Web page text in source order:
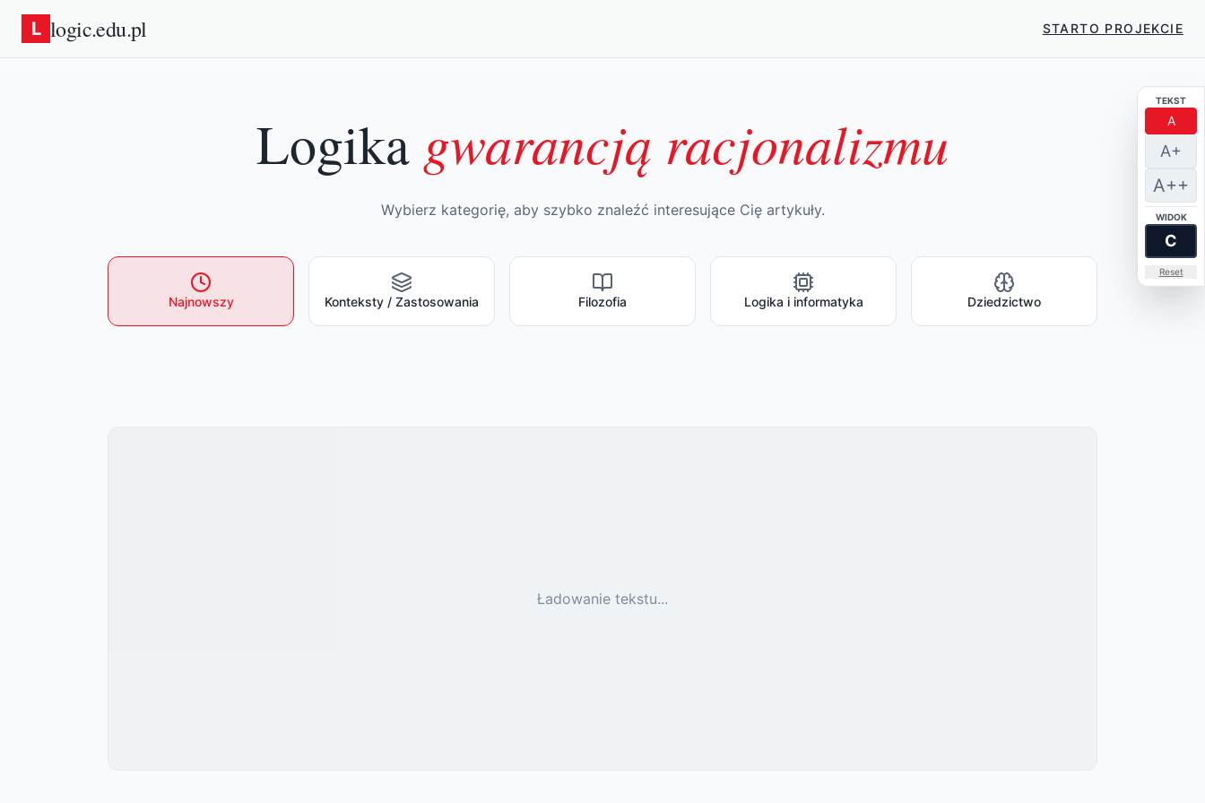
TEKST
A
A+
A++
WIDOK
C
Reset
L logic.edu.pl STARTO PROJEKCIE
Logika gwarancją racjonalizmu
Wybierz kategorię, aby szybko znaleźć interesujące Cię artykuły.
Najnowszy Konteksty / Zastosowania Filozofia Logika i informatyka Dziedzictwo
Ładowanie tekstu...